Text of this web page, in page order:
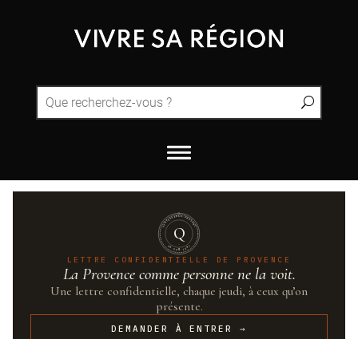
QUINTESSENCE·PROVENCE
UN·SUR·CENT
Q
LETTRE CONFIDENTIELLE DE PROVENCE
La Provence comme personne ne la voit.
Une lettre confidentielle, chaque jeudi, à ceux qu’on
présente.
DEMANDER À ENTRER →